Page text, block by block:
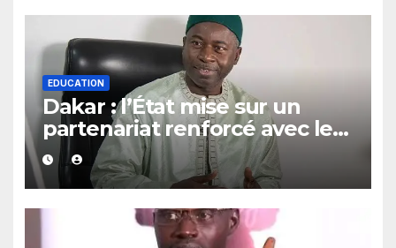
EDUCATION
Dakar : l’État mise sur un
partenariat renforcé avec les
guides religieux et les
diplômés en arabe